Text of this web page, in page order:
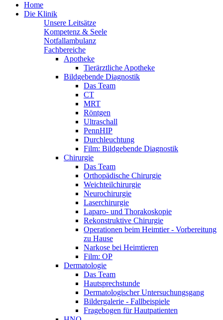
Home
Die Klinik
Unsere Leitsätze
Kompetenz & Seele
Notfallambulanz
Fachbereiche
Apotheke
Tierärztliche Apotheke
Bildgebende Diagnostik
Das Team
CT
MRT
Röntgen
Ultraschall
PennHIP
Durchleuchtung
Film: Bildgebende Diagnostik
Chirurgie
Das Team
Orthopädische Chirurgie
Weichteilchirurgie
Neurochirurgie
Laserchirurgie
Laparo- und Thorakoskopie
Rekonstruktive Chirurgie
Operationen beim Heimtier - Vorbereitung
zu Hause
Narkose bei Heimtieren
Film: OP
Dermatologie
Das Team
Hautsprechstunde
Dermatologischer Untersuchungsgang
Bildergalerie - Fallbeispiele
Fragebogen für Hautpatienten